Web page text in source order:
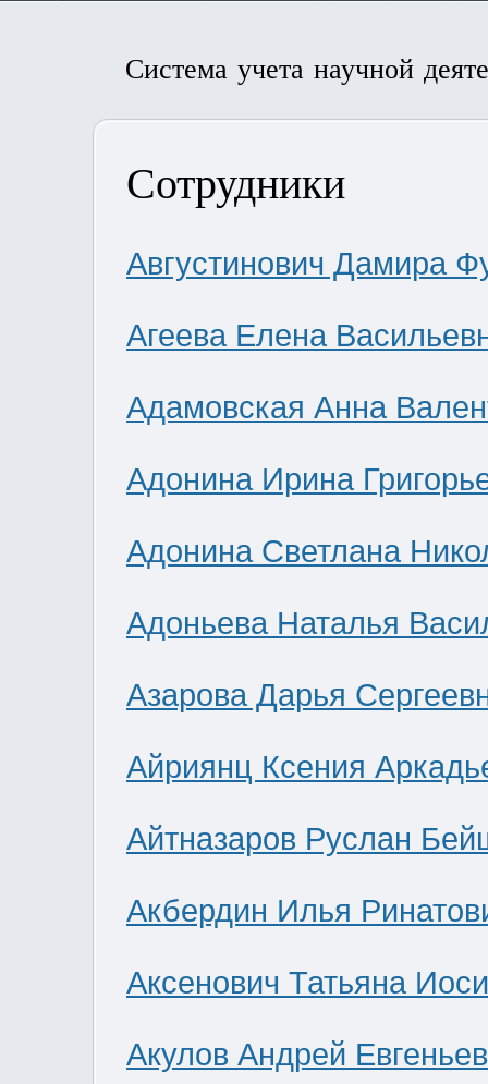
Система учета научной
Сотрудники
Августинович Дамира
Агеева Елена
Адамовская Анна
Адонина Ирина
Адонина Светлана
Адоньева Наталья
Азарова Дарья
Айриянц Ксения
Айтназаров Руслан
Акбердин Илья
Аксенович Татьяна
Акулов Андрей